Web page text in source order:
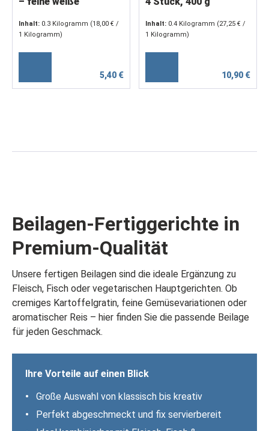
servierfertig (2 x 150
Inhalt: 0.3 Kilogramm (18,00 € /
1 Kilogramm)
5,40 €
Inhalt: 0.4 Kilogramm (27,25 € /
1 Kilogramm)
10,90 €
Beilagen-Fertiggerichte in
Premium-Qualität
Unsere fertigen Beilagen sind die ideale Ergänzung zu
Fleisch, Fisch oder vegetarischen Hauptgerichten. Ob
cremiges Kartoffelgratin, feine Gemüsevariationen oder
aromatischer Reis – hier finden Sie die passende Beilage
für jeden Geschmack.
Ihre Vorteile auf einen Blick
•
Große Auswahl von klassisch bis kreativ
•
Perfekt abgeschmeckt und fix servierbereit